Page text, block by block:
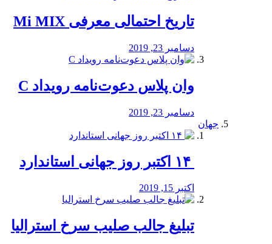
تاریخ احتمالی معرفی Mi MIX
دسامبر 23, 2019
وان پلاس دعوت‌نامه رویداد C
دسامبر 23, 2019
جهان
اکتبر 15, 2019
تبلیغ جالب صلیب سرخ استرالیا